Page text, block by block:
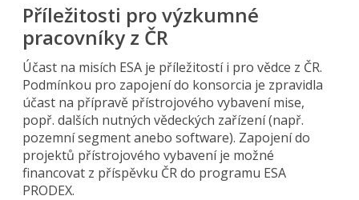
Příležitosti pro výzkumné
pracovníky z ČR
Účast na misích ESA je příležitostí i pro vědce z ČR.
Podmínkou pro zapojení do konsorcia je zpravidla
účast na přípravě přístrojového vybavení mise,
popř. dalších nutných vědeckých zařízení (např.
pozemní segment anebo software). Zapojení do
projektů přístrojového vybavení je možné
financovat z příspěvku ČR do programu ESA
PRODEX.